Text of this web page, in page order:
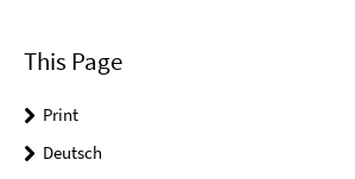
This Page
Print
Deutsch